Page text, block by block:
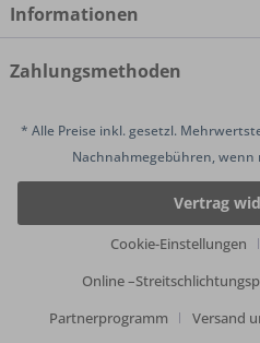
Informationen
Zahlungsmethoden
* Alle Preise inkl. gesetzl.
Nachnahmegebühren, wenn
Vertrag
Cookie-Einstellungen
Online
Partnerprogramm
Versand